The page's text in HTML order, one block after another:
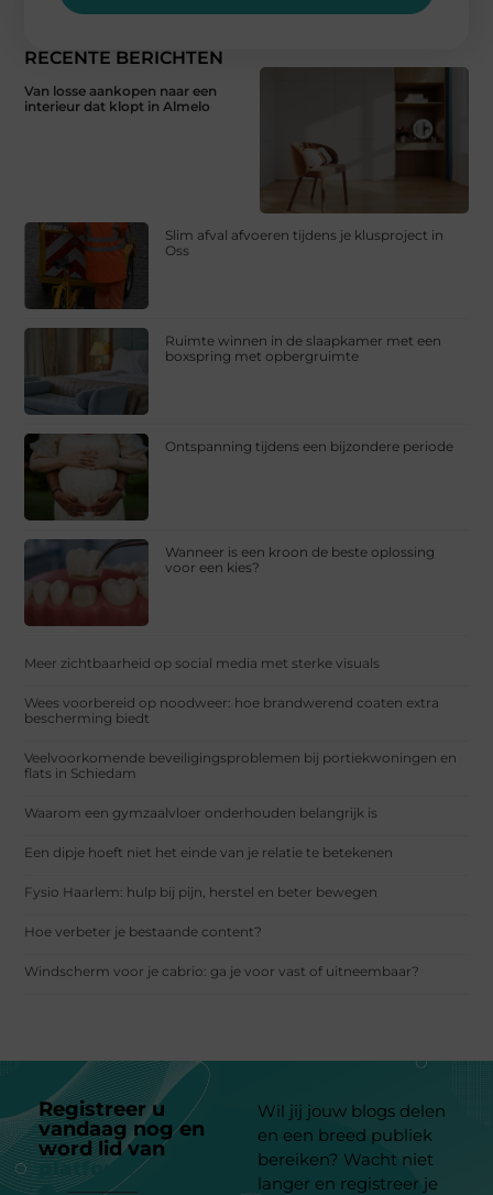
RECENTE BERICHTEN
Van losse aankopen naar een
interieur dat klopt in Almelo
Slim afval afvoeren tijdens je klusproject in
Oss
Ruimte winnen in de slaapkamer met een
boxspring met opbergruimte
Ontspanning tijdens een bijzondere periode
Wanneer is een kroon de beste oplossing
voor een kies?
Meer zichtbaarheid op social media met sterke visuals
Wees voorbereid op noodweer: hoe brandwerend coaten extra
bescherming biedt
Veelvoorkomende beveiligingsproblemen bij portiekwoningen en
flats in Schiedam
Waarom een gymzaalvloer onderhouden belangrijk is
Een dipje hoeft niet het einde van je relatie te betekenen
Fysio Haarlem: hulp bij pijn, herstel en beter bewegen
Hoe verbeter je bestaande content?
Windscherm voor je cabrio: ga je voor vast of uitneembaar?
Registreer u
vandaag nog en
word lid van
platform
Wil jij jouw blogs delen
en een breed publiek
bereiken? Wacht niet
langer en registreer je